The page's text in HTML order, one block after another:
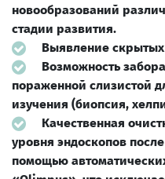
новообразований
стадии развития.
Выявление
Возможность
пораженной слизистой
изучения (биопсия,
Качественная
уровня эндоскопов
помощью